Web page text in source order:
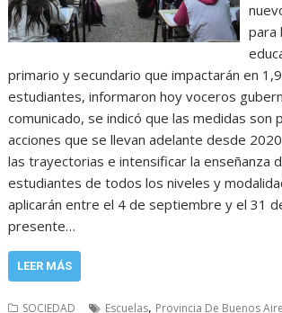
para
primario y secundario que impactarán en
estudiantes, informaron hoy voceros
comunicado, se indicó que las medidas son
acciones que se llevan adelante desde
las trayectorias e intensificar la enseñanza
estudiantes de todos los niveles y
aplicarán entre el 4 de septiembre y el 31
presente…
LEER MÁS
SOCIEDAD Escuelas, Provincia De Buenos